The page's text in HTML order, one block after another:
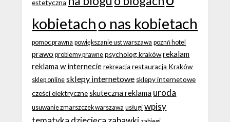
estetyczna
kobietacho nas kobietach
pomoc prawna powiększanie ust warszawa poznń hotel
prawo problemy prawne psycholog krakówrekalam
reklama w internecie rekreacja restauracja Kraków
sklep online sklepy internetowe sklepy internetowe
cześci elektryczne skuteczna reklama uroda
usuwanie zmarszczek warszawa usługi wpisy